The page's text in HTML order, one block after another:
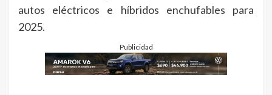
autos eléctricos e híbridos enchufables para
2025.
Publicidad